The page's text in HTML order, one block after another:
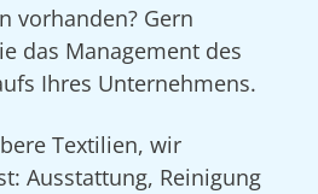
vorhanden? Gern
das Management des
Ihres Unternehmens.
Textilien, wir
Ausstattung, Reinigung